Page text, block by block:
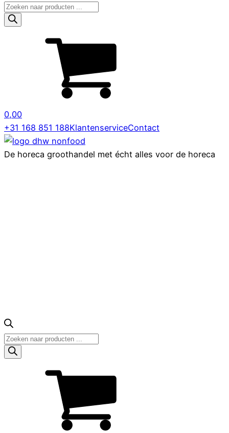
Producten
zoeken
0,00
+31 168 851 188KlantenserviceContact
De horeca groothandel met écht alles voor de horeca
Producten
zoeken